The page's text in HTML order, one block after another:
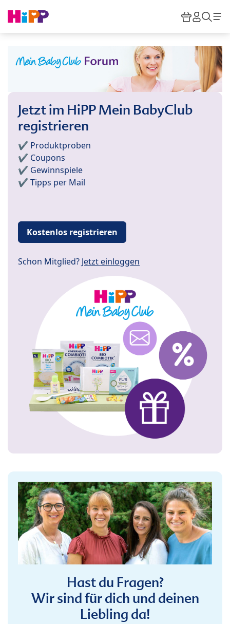
HiPP
Jetzt im HiPP Mein BabyClub
registrieren
✔️ Produktproben
✔️ Coupons
✔️ Gewinnspiele
✔️ Tipps per Mail
Kostenlos registrieren
Schon Mitglied? Jetzt einloggen
Hast du Fragen?
Wir sind für dich und deinen
Liebling da!